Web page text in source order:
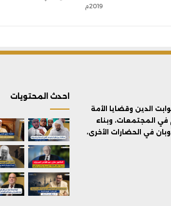
2019م
الدين وقضايا الأمة
في المجتمعات، وبناء
في الحضارات الأخرى،
احدث المحتويات